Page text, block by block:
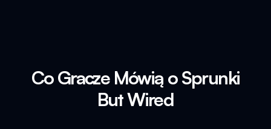
Co Gracze Mówią o Sprunki
But Wired